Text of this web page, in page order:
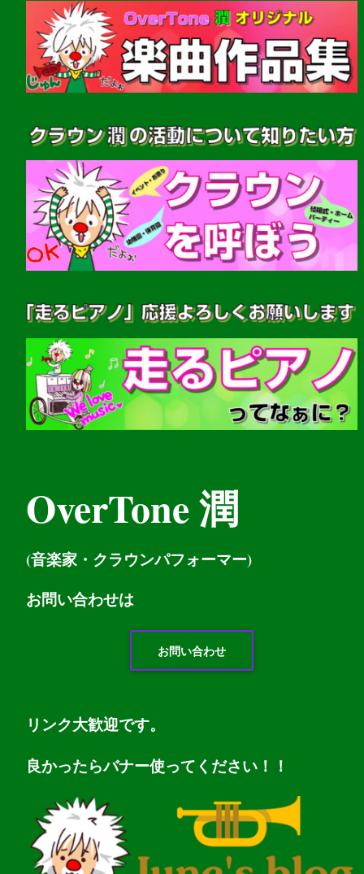
OverTone 潤
(音楽家・クラウンパフォーマー)
お問い合わせは
お問い合わせ
リンク大歓迎です。
良かったらバナー使ってください！！